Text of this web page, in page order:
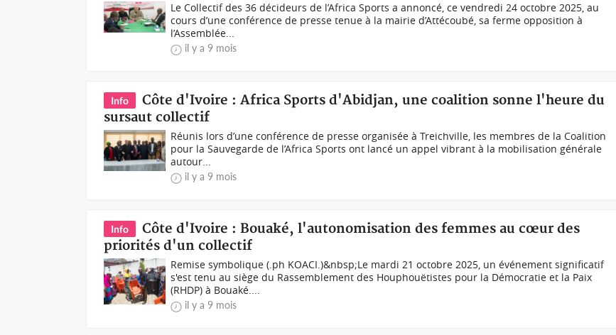
Le Collectif des 36 décideurs de l’Africa Sports a annoncé, ce vendredi 24 octobre 2025, au
cours d’une conférence de presse tenue à la mairie d’Attécoubé, sa ferme opposition à
l’Assemblée...
il y a 9 mois
Info
Côte d'Ivoire : Africa Sports d'Abidjan, une coalition sonne l'heure du
sursaut collectif
Réunis lors d’une conférence de presse organisée à Treichville, les membres de la Coalition
pour la Sauvegarde de l’Africa Sports ont lancé un appel vibrant à la mobilisation générale
autour...
il y a 9 mois
Info
Côte d'Ivoire : Bouaké, l'autonomisation des femmes au cœur des
priorités d'un collectif
Remise symbolique (.ph KOACI.)&nbsp;Le mardi 21 octobre 2025, un événement significatif
s'est tenu au siège du Rassemblement des Houphouëtistes pour la Démocratie et la Paix
(RHDP) à Bouaké....
il y a 9 mois